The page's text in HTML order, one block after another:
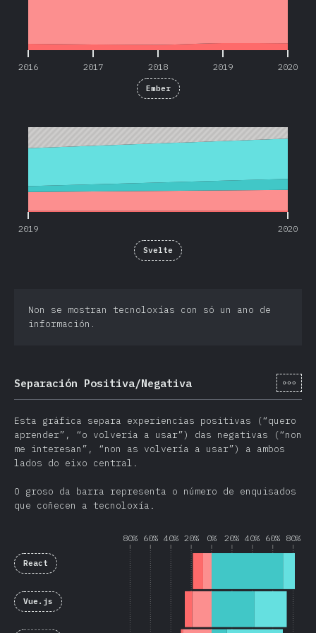
2016 2017 2018 2019 2020
Ember
2019 2020
Svelte
Non se mostran tecnoloxías con só un ano de
información.
Separación Positiva/Negativa [gl-
Esta gráfica separa experiencias positivas (“quero
aprender”, “o volvería a usar”) das negativas (“non
me interesan”, “non as volvería a usar”) a ambos
lados do eixo central.
O groso da barra representa o número de enquisados
que coñecen a tecnoloxía.
80% 60% 40% 20% 0% 20% 40% 60% 80%
React
Vue.js